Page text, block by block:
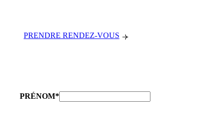
PRENDRE RENDEZ-VOUS
PRÉNOM*